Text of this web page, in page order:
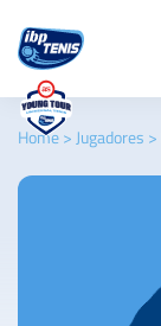
Home> Jugadores >